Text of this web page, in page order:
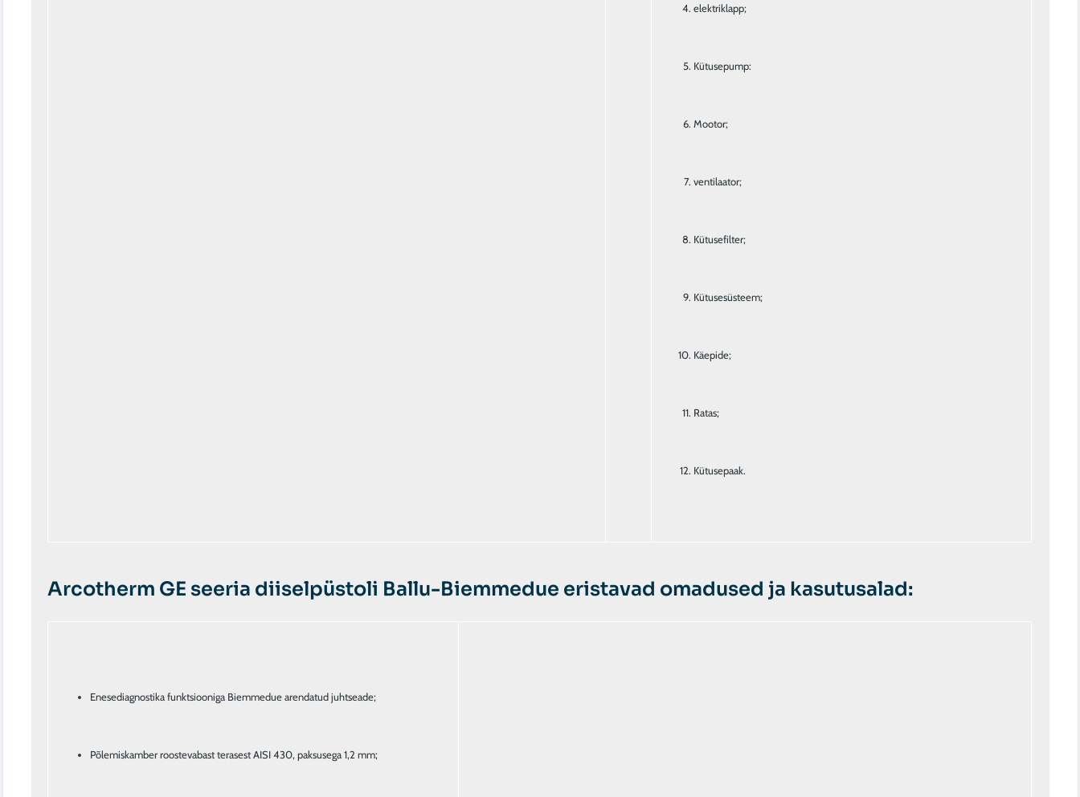
elektriklapp;
Kütusepump:
Mootor;
ventilaator;
Kütusefilter;
Kütusesüsteem;
Käepide;
Ratas;
Kütusepaak.
Arcotherm GE seeria diiselpüstoli Ballu-Biemmedue eristavad omadused ja kasutusalad:
Enesediagnostika funktsiooniga Biemmedue arendatud juhtseade;
Põlemiskamber roostevabast terasest AISI 430, paksusega 1,2 mm;